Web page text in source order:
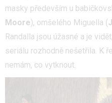
masky především u
Moore), omšelého Miguella (
Randalla jsou úžasné a je
seriálu rozhodně nešetřila. K
nemám, co vytknout.